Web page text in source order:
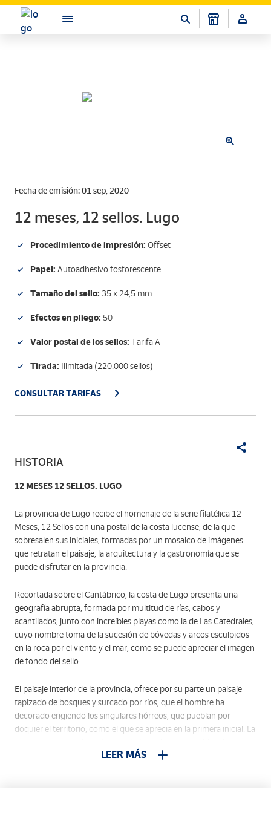
Fecha de emisión: 01 sep, 2020
12 meses, 12 sellos. Lugo
Procedimiento de impresión: Offset
Papel: Autoadhesivo fosforescente
Tamaño del sello: 35 x 24,5 mm
Efectos en pliego: 50
Valor postal de los sellos: Tarifa A
Tirada: Ilimitada (220.000 sellos)
CONSULTAR TARIFAS
HISTORIA
12 MESES 12 SELLOS. LUGO
La provincia de Lugo recibe el homenaje de la serie filatélica 12
Meses, 12 Sellos con una postal de la costa lucense, de la que
sobresalen sus iniciales, formadas por un mosaico de imágenes
que retratan el paisaje, la arquitectura y la gastronomía que se
puede disfrutar en la provincia.
Recortada sobre el Cantábrico, la costa de Lugo presenta una
geografía abrupta, formada por multitud de rías, cabos y
acantilados, junto con increíbles playas como la de Las Catedrales,
cuyo nombre toma de la sucesión de bóvedas y arcos esculpidos
en la roca por el viento y el mar, como se puede apreciar el imagen
de fondo del sello.
El paisaje interior de la provincia, ofrece por su parte un paisaje
tapizado de bosques y surcado por ríos, que el hombre ha
decorado erigiendo los singulares hórreos, que pueblan por
doquier el territorio, como el que se aprecia en la primera inicial. La
ubicada en la comarca de Os Ancares.
LEER MÁS